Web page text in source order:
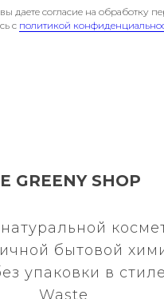
даете согласие на обработку
c политикой
GREENY SHOP
бытовой
упаковки в
Waste